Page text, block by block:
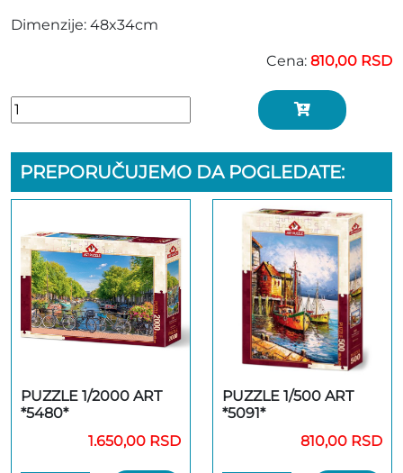
Dimenzije: 48x34cm
Cena: 810,00 RSD
PREPORUČUJEMO DA POGLEDATE:
PUZZLE 1/2000 ART
*5480*
1.650,00 RSD
PUZZLE 1/500 ART
*5091*
810,00 RSD